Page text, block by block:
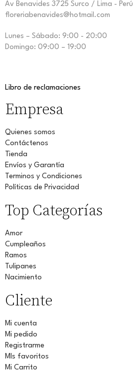
Av Benavides 3725 Surco / Lima - Perú
floreriabenavides@hotmail.com
Lunes – Sábado: 9:00 - 20:00
Domingo: 09:00 – 19:00
Libro de reclamaciones
Empresa
Quienes somos
Contáctenos
Tienda
Envíos y Garantía
Terminos y Condiciones
Políticas de Privacidad
Top Categorías
Amor
Cumpleaños
Ramos
Tulipanes
Nacimiento
Cliente
Mi cuenta
Mi pedido
Registrarme
MIs favoritos
Mi Carrito